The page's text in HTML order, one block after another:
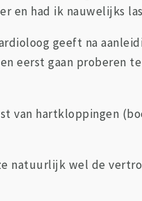
en had ik nauwelijks
geeft na
eerst gaan proberen
van hartkloppingen
natuurlijk wel de